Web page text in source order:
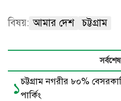
বিষয়: আমার দেশ চট্টগ্রাম
সর্বশেষ
১চট্টগ্রাম নগরীর ৮০%
পার্কিং